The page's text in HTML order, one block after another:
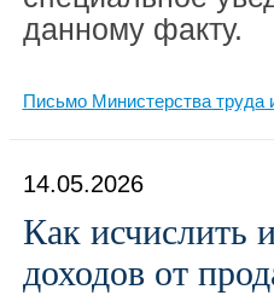
данному факту.
Письмо Министерства
14.05.2026
Как исчислить
доходов от